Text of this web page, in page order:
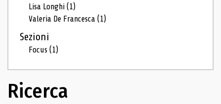
Lisa Longhi(1)
Valeria De Francesca(1)
Sezioni
Focus(1)
Ricerca